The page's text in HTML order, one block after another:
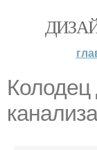
Колодец